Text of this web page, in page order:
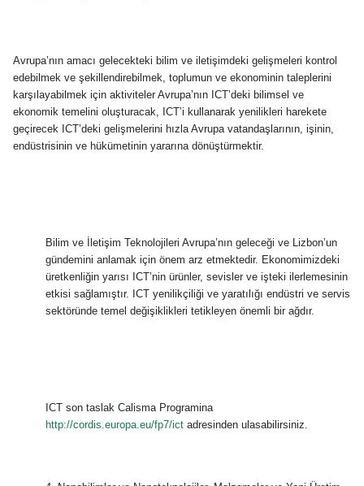
Avrupa’nın amacı gelecekteki bilim ve iletişimdeki gelişmeleri kontrol
edebilmek ve şekillendirebilmek, toplumun ve ekonominin taleplerini
karşılayabilmek için aktiviteler Avrupa’nın ICT’deki bilimsel ve
ekonomik temelini oluşturacak, ICT’i kullanarak yenilikleri harekete
geçirecek ICT’deki gelişmelerini hızla Avrupa vatandaşlarının, işinin,
endüstrisinin ve hükümetinin yararına dönüştürmektir.
Bilim ve İletişim Teknolojileri Avrupa’nın geleceği ve Lizbon’un
gündemini anlamak için önem arz etmektedir. Ekonomimizdeki
üretkenliğin yarısı ICT’nin ürünler, sevisler ve işteki ilerlemesinin
etkisi sağlamıştır. ICT yenilikçiliği ve yaratılığı endüstri ve servis
sektöründe temel değişiklikleri tetikleyen önemli bir ağdır.
ICT son taslak Calisma Programina
http://cordis.europa.eu/fp7/ict adresinden ulasabilirsiniz.